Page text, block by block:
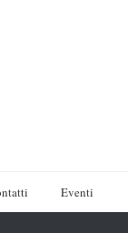
Eventi